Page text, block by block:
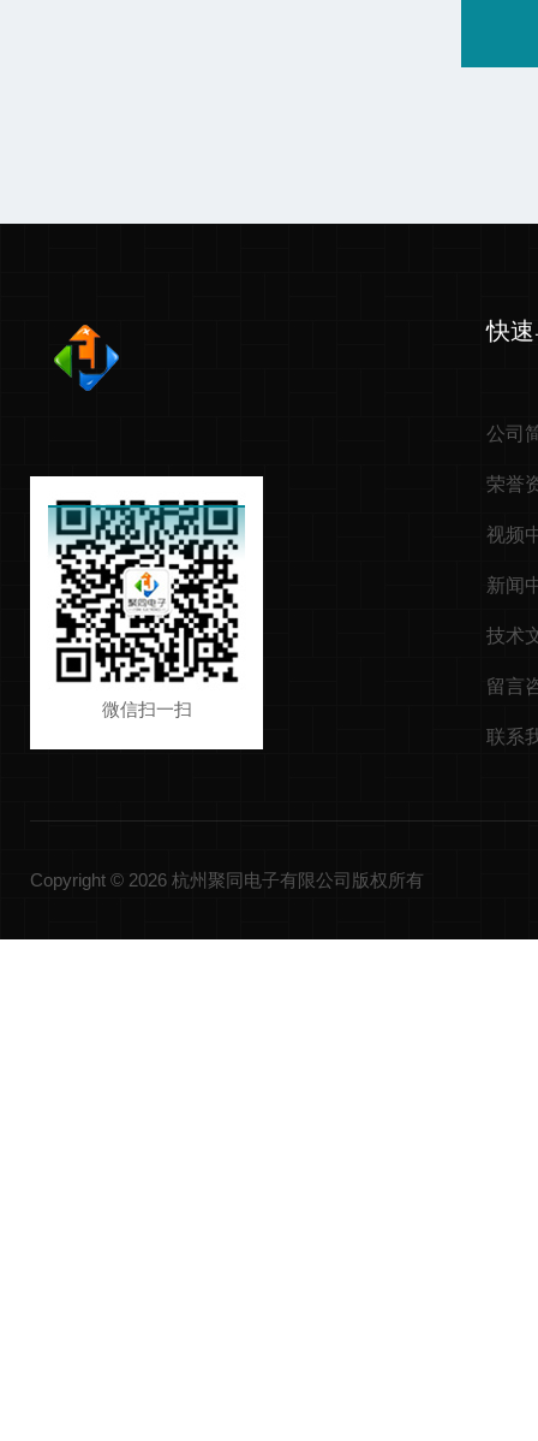
微信扫一扫
快
公司
荣誉
视频
新闻
技术
留言
联系
Copyright © 2026 杭州聚同电子有限公司版权所有